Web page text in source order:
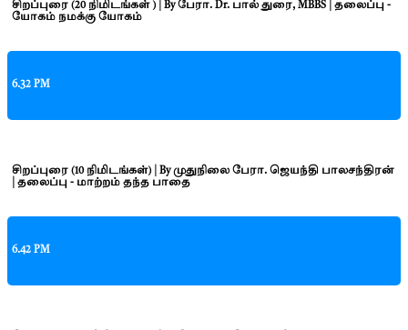
சிறப்புரை (20 நிமிடங்கள் ) | By பேரா. Dr. பால் துரை, MBBS | தலைப்பு -
யோகம் நமக்கு யோகம்
6.32 PM
சிறப்புரை (10 நிமிடங்கள்) | By முதுநிலை பேரா. ஜெயந்தி பாலசந்திரன்
| தலைப்பு - மாற்றம் தந்த பாதை
6.42 PM